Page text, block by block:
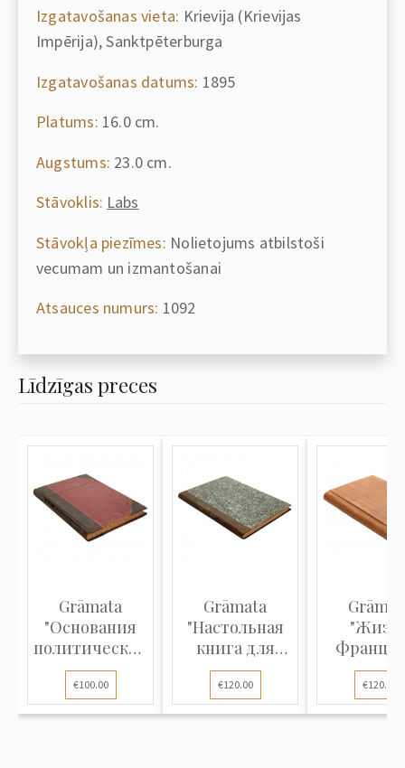
Izgatavošanas vieta: Krievija (Krievijas
Impērija), Sanktpēterburga
Izgatavošanas datums: 1895
Platums: 16.0 cm.
Augstums: 23.0 cm.
Stāvoklis: Labs
Stāvokļa piezīmes: Nolietojums atbilstoši
vecumam un izmantošanai
Atsauces numurs: 1092
Līdzīgas preces
Grāmata
"Основания
политической
экономии"
€100.00
Grāmata
"Настольная
книга для
нотариусов"
€120.00 €120.00